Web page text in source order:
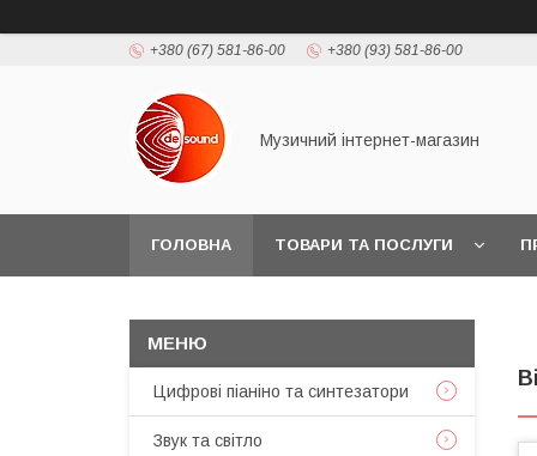
+380 (67) 581-86-00 +380 (93) 581-86-00
Музичний інтернет-магазин
ГОЛОВНА ТОВАРИ ТА ПОСЛУГИ
Цифрові піаніно та синтезатори
Звук та світло